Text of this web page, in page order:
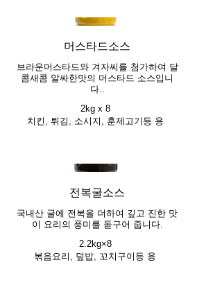
머스타드소스
브라운머스타드와 겨자씨를 첨가하여 달
콤새콤 알싸한맛의 머스타드 소스입니
다..
2kg x 8
치킨, 튀김, 소시지, 훈제고기등 용
전복굴소스
국내산 굴에 전복을 더하여 깊고 진한 맛
이 요리의 풍미를 돋구어 줍니다.
2.2kg×8
볶음요리, 덮밥, 꼬치구이등 용